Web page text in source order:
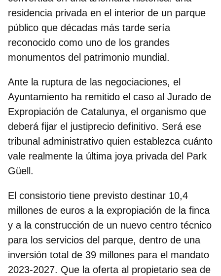
residencia privada en el interior de un parque
público que décadas más tarde sería
reconocido como uno de los grandes
monumentos del patrimonio mundial.
Ante la ruptura de las negociaciones, el
Ayuntamiento ha remitido el caso al Jurado de
Expropiación de Catalunya, el organismo que
deberá fijar el justiprecio definitivo. Será ese
tribunal administrativo quien establezca cuánto
vale realmente la última joya privada del Park
Güell.
El consistorio tiene previsto destinar 10,4
millones de euros a la expropiación de la finca
y a la construcción de un nuevo centro técnico
para los servicios del parque, dentro de una
inversión total de 39 millones para el mandato
2023-2027. Que la oferta al propietario sea de